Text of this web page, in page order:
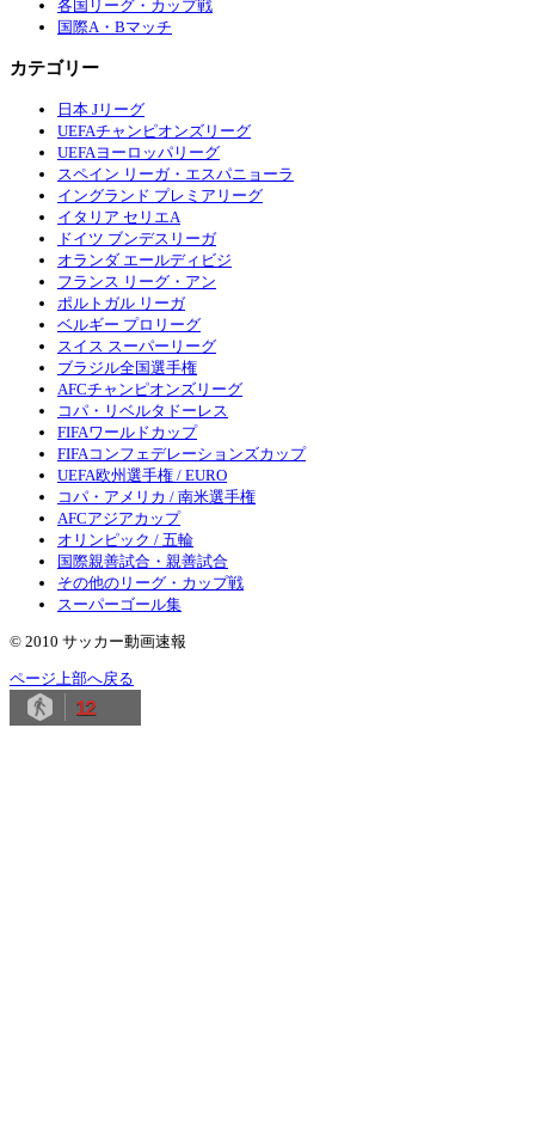
各国リーグ・カップ戦
国際A・Bマッチ
カテゴリー
日本 Jリーグ
UEFAチャンピオンズリーグ
UEFAヨーロッパリーグ
スペイン リーガ・エスパニョーラ
イングランド プレミアリーグ
イタリア セリエA
ドイツ ブンデスリーガ
オランダ エールディビジ
フランス リーグ・アン
ポルトガル リーガ
ベルギー プロリーグ
スイス スーパーリーグ
ブラジル全国選手権
AFCチャンピオンズリーグ
コパ・リベルタドーレス
FIFAワールドカップ
FIFAコンフェデレーションズカップ
UEFA欧州選手権 / EURO
コパ・アメリカ / 南米選手権
AFCアジアカップ
オリンピック / 五輪
国際親善試合・親善試合
その他のリーグ・カップ戦
スーパーゴール集
© 2010 サッカー動画速報
ページ上部へ戻る
12